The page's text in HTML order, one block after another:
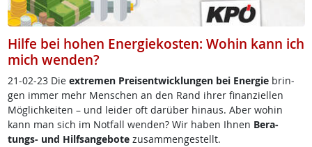
Hilfe bei hohen Energiekosten: Wohin kann ich
mich wenden?
21-02-23 Die ex­t­re­men Preis­ent­wick­lun­gen bei En­er­giebrin­
gen im­mer mehr Men­schen an den Rand ih­rer fi­nan­zi­el­len
Mög­lich­kei­ten – und lei­der oft dar­über hin­aus. Aber wo­hin
kann man sich im Not­fall wen­den? Wir ha­ben Ih­nen Be­ra­
tungs- und Hilf­s­an­ge­bo­te zu­sam­men­ge­s­tellt.